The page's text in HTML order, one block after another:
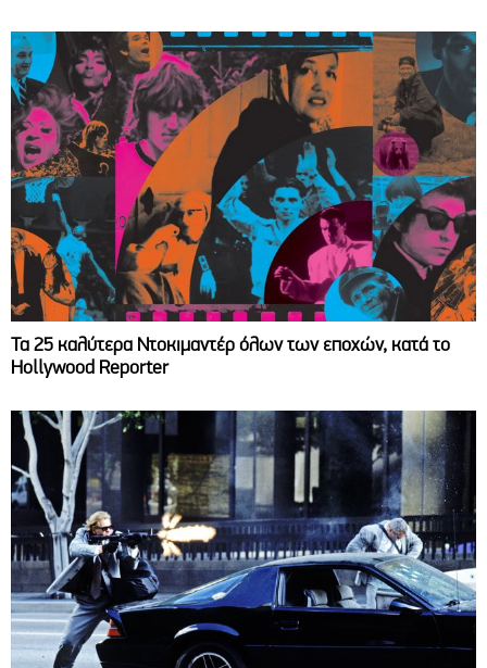
Τα 25 καλύτερα Ντοκιμαντέρ όλων των εποχών, κατά το
Hollywood Reporter